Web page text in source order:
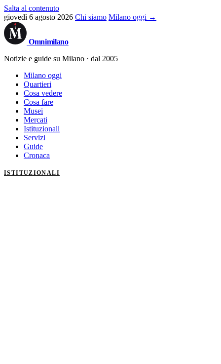
Salta al contenuto
giovedì 6 agosto 2026 Chi siamo Milano oggi →
Omnimilano
Notizie e guide su Milano · dal 2005
Milano oggi
Quartieri
Cosa vedere
Cosa fare
Musei
Mercati
Istituzionali
Servizi
Guide
Cronaca
ISTITUZIONALI